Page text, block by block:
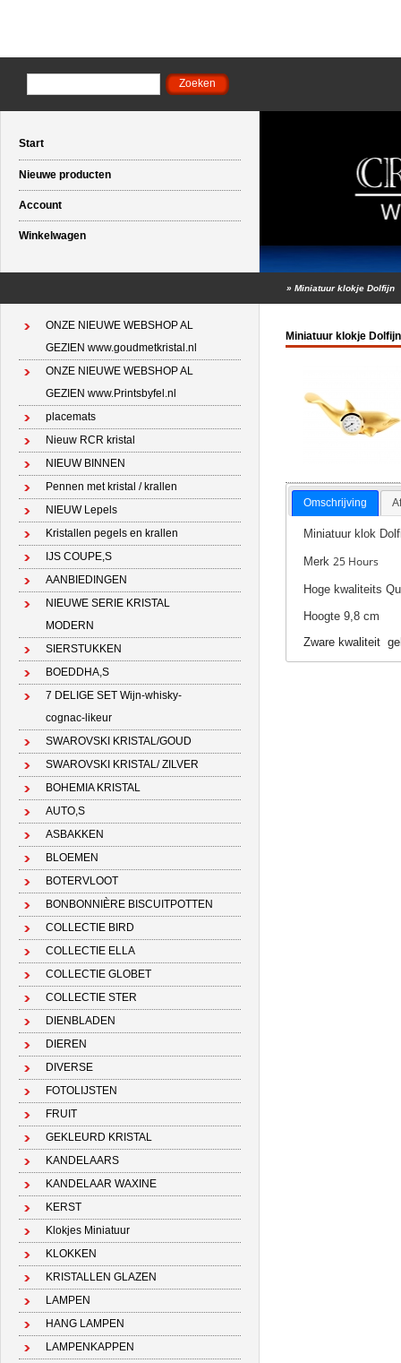
Start
Nieuwe producten
Account
Winkelwagen
» Miniatuur klokje Dolfijn
ONZE NIEUWE WEBSHOP AL
GEZIEN www.goudmetkristal.nl
ONZE NIEUWE WEBSHOP AL
GEZIEN www.Printsbyfel.nl
placemats
Nieuw RCR kristal
NIEUW BINNEN
Pennen met kristal / krallen
NIEUW Lepels
Kristallen pegels en krallen
IJS COUPE,S
AANBIEDINGEN
NIEUWE SERIE KRISTAL
MODERN
SIERSTUKKEN
BOEDDHA,S
7 DELIGE SET Wijn-whisky-
cognac-likeur
SWAROVSKI KRISTAL/GOUD
SWAROVSKI KRISTAL/ ZILVER
BOHEMIA KRISTAL
AUTO,S
ASBAKKEN
BLOEMEN
BOTERVLOOT
BONBONNIÈRE BISCUITPOTTEN
COLLECTIE BIRD
COLLECTIE ELLA
COLLECTIE GLOBET
COLLECTIE STER
DIENBLADEN
DIEREN
DIVERSE
FOTOLIJSTEN
FRUIT
GEKLEURD KRISTAL
KANDELAARS
KANDELAAR WAXINE
KERST
Klokjes Miniatuur
KLOKKEN
KRISTALLEN GLAZEN
LAMPEN
HANG LAMPEN
LAMPENKAPPEN
Miniatuur klokje Dolfijn
Omschrijving
Miniatuur klok
Merk 25 Hours
Hoge kwaliteits
Hoogte 9,8 cm
Zware kwaliteit